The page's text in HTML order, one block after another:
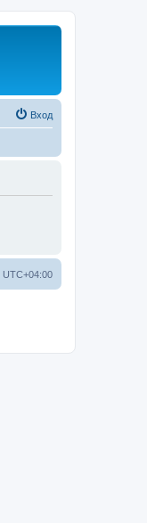
Вход
UTC+04:00